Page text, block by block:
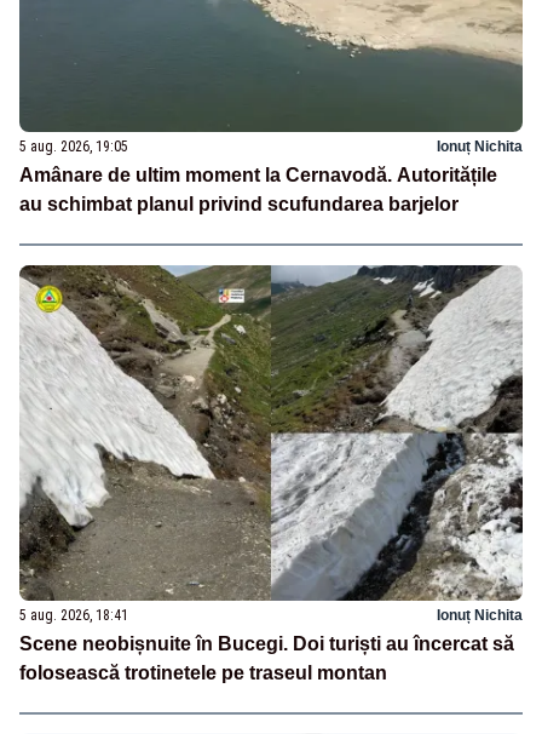
5 aug. 2026, 19:05 Ionuț Nichita
Amânare de ultim moment la Cernavodă. Autoritățile
au schimbat planul privind scufundarea barjelor
5 aug. 2026, 18:41 Ionuț Nichita
Scene neobișnuite în Bucegi. Doi turiști au încercat să
folosească trotinetele pe traseul montan